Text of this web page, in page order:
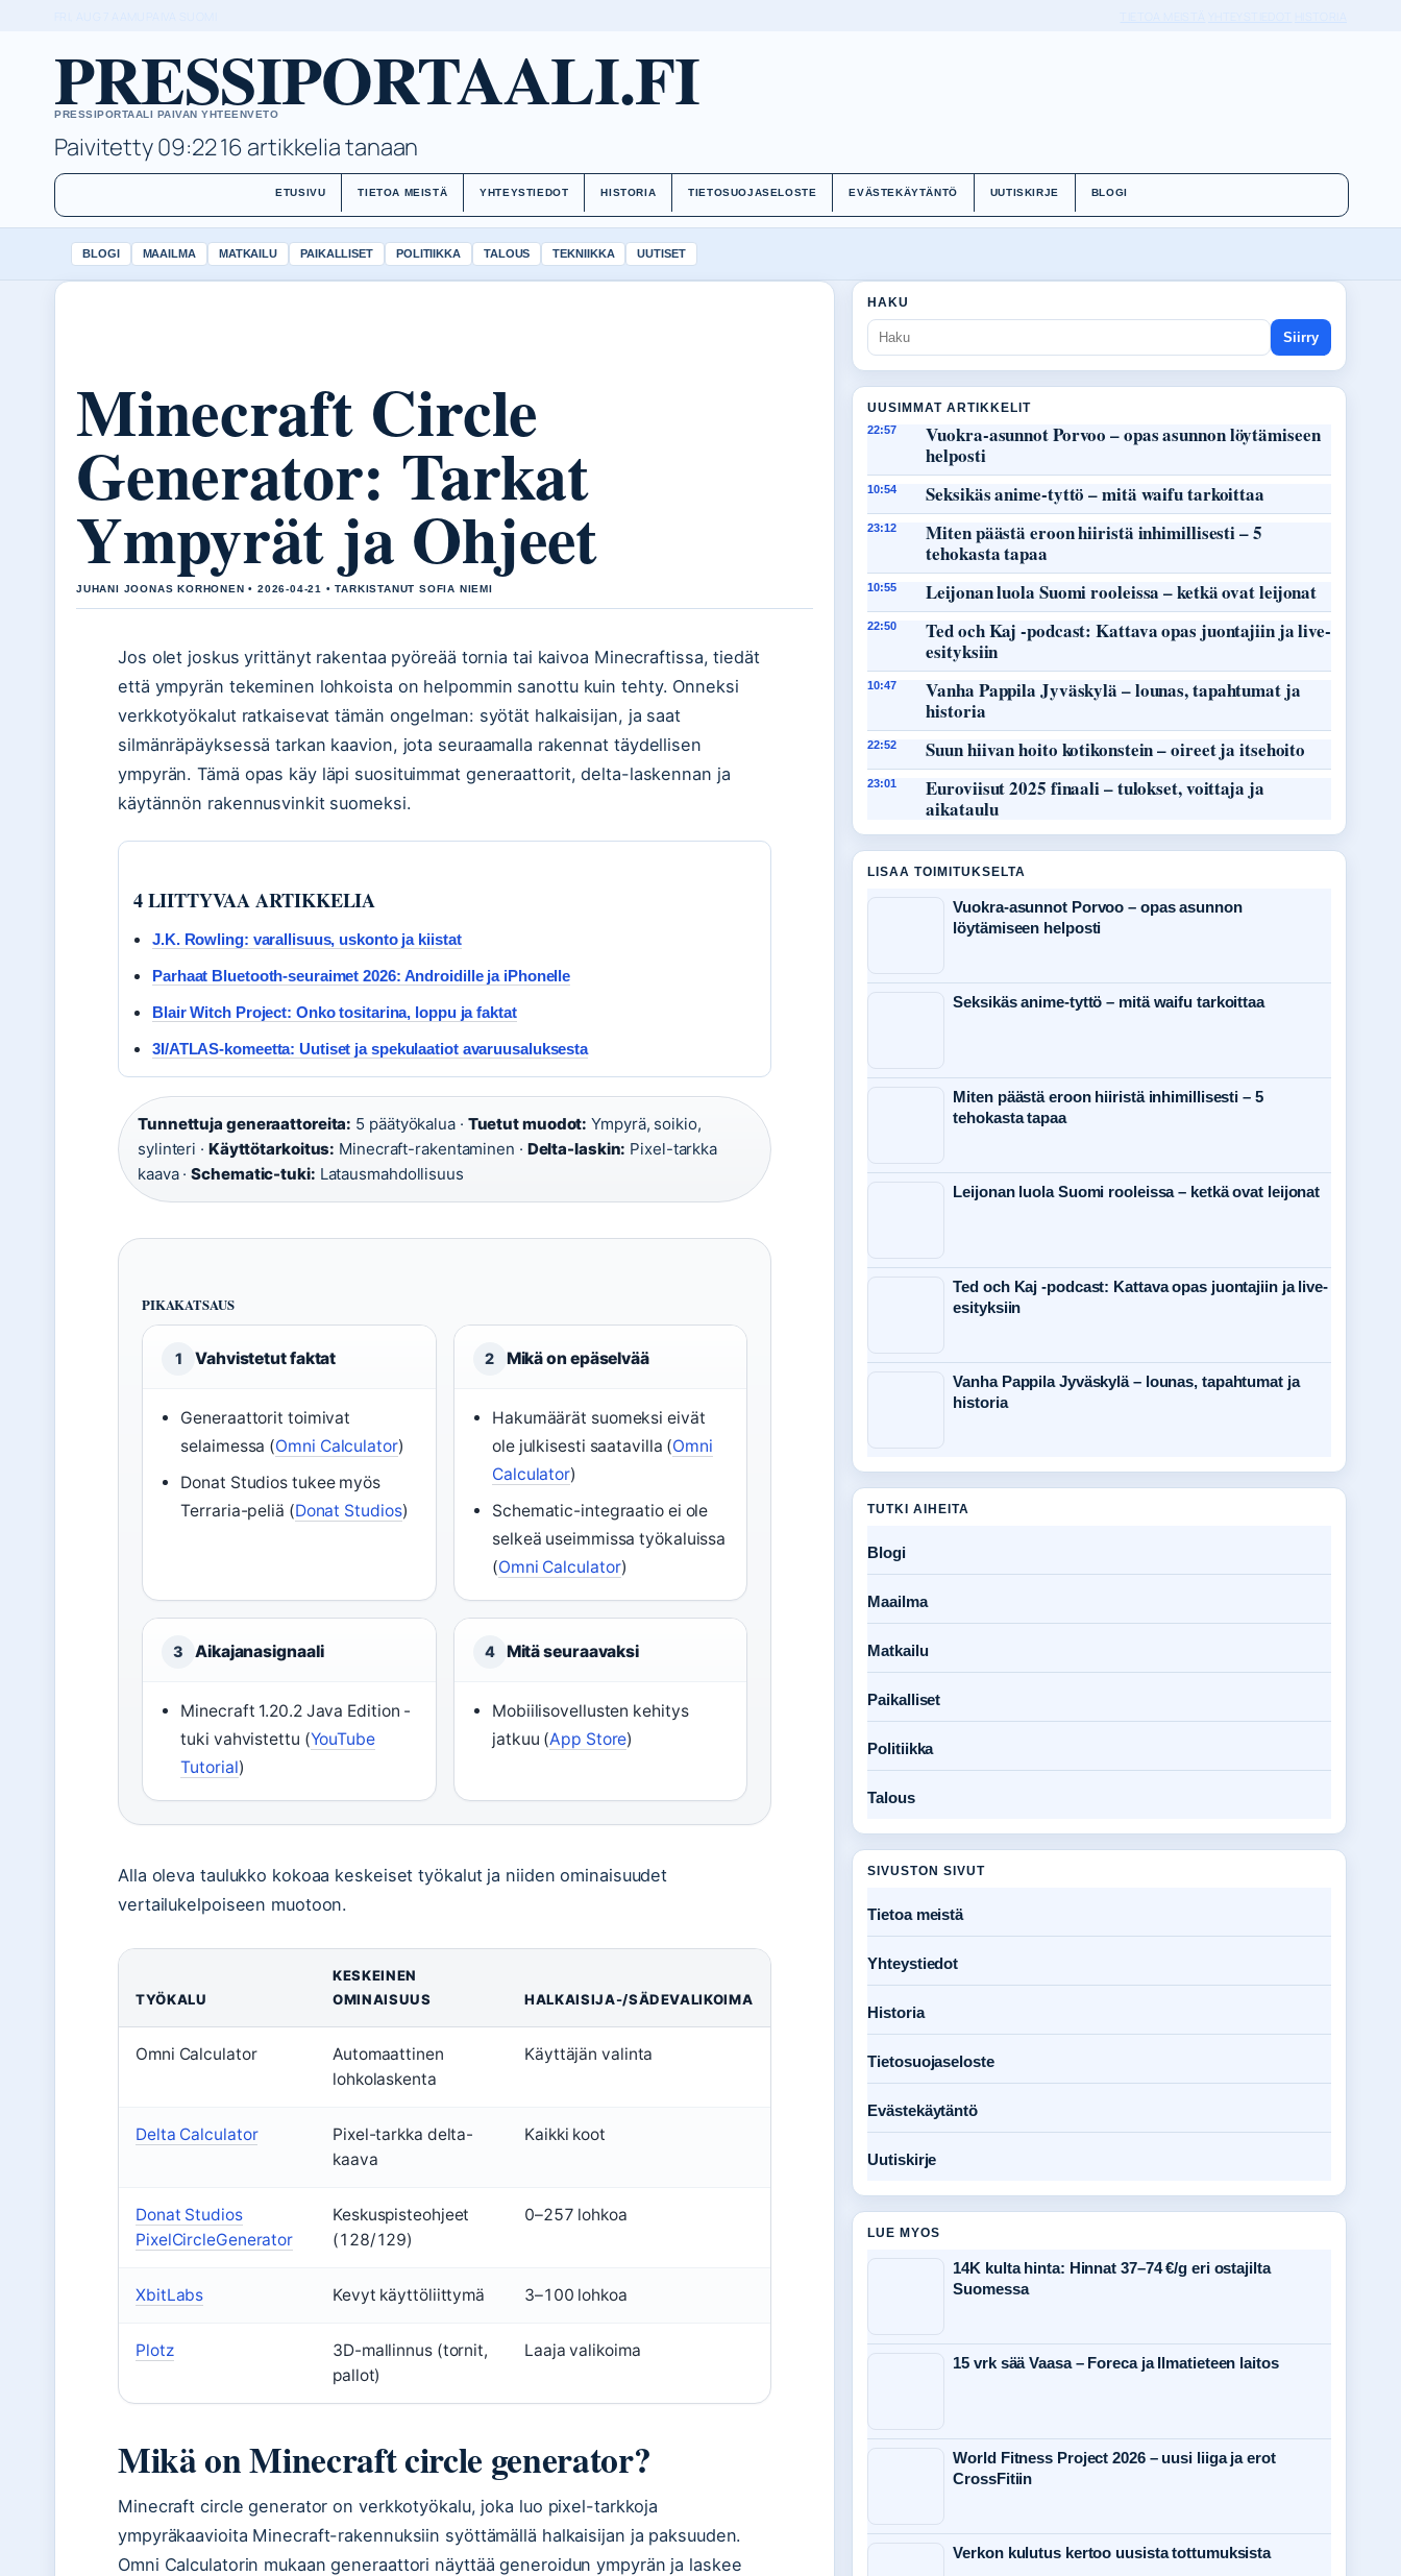
PRESSIPORTAALI.FI
PRESSIPORTAALI PAIVAN YHTEENVETO
Paivitetty 09:2216 artikkelia tanaan
ETUSIVU TIETOA MEISTÄ YHTEYSTIEDOT HISTORIA TIETOSUOJASELOSTE EVÄSTEKÄYTÄNTÖ UUTISKIRJE BLOGI
BLOGI MAAILMA MATKAILU PAIKALLISET POLITIIKKA TALOUS TEKNIIKKA UUTISET
Minecraft Circle
Generator: Tarkat
Ympyrät ja Ohjeet
JUHANI JOONAS KORHONEN • 2026-04-21 • TARKISTANUT SOFIA NIEMI
Jos olet joskus yrittänyt rakentaa pyöreää tornia tai kaivoa Minecraftissa, tiedät
että ympyrän tekeminen lohkoista on helpommin sanottu kuin tehty. Onneksi
verkkotyökalut ratkaisevat tämän ongelman: syötät halkaisijan, ja saat
silmänräpäyksessä tarkan kaavion, jota seuraamalla rakennat täydellisen
ympyrän. Tämä opas käy läpi suosituimmat generaattorit, delta-laskennan ja
käytännön rakennusvinkit suomeksi.
4 LIITTYVAA ARTIKKELIA
J.K. Rowling: varallisuus, uskonto ja kiistat
Parhaat Bluetooth-seuraimet 2026: Androidille ja iPhonelle
Blair Witch Project: Onko tositarina, loppu ja faktat
3I/ATLAS-komeetta: Uutiset ja spekulaatiot avaruusaluksesta
Tunnettuja generaattoreita: 5 päätyökalua · Tuetut muodot: Ympyrä, soikio,
sylinteri · Käyttötarkoitus: Minecraft-rakentaminen · Delta-laskin: Pixel-tarkka
kaava ·Schematic-tuki: Latausmahdollisuus
PIKAKATSAUS
1 Vahvistetut faktat
Generaattorit toimivat
selaimessa (Omni Calculator)
Donat Studios tukee myös
Terraria-peliä (Donat Studios)
2 Mikä on epäselvää
Hakumäärät suomeksi eivät
ole julkisesti saatavilla (Omni
Calculator)
Schematic-integraatio ei ole
selkeä useimmissa työkaluissa
(Omni Calculator)
3 Aikajanasignaali
Minecraft 1.20.2 Java Edition -
tuki vahvistettu (YouTube
Tutorial)
4 Mitä seuraavaksi
Mobiilisovellusten kehitys
jatkuu (App Store)
Alla oleva taulukko kokoaa keskeiset työkalut ja niiden ominaisuudet
vertailukelpoiseen muotoon.
TYÖKALU
KESKEINEN
OMINAISUUS
HALKAISIJA-/SÄDEVALIKOIMA
Omni Calculator
Automaattinen
lohkolaskenta
Käyttäjän valinta
Delta Calculator
Pixel-tarkka delta-
kaava
Kaikki koot
Donat Studios
PixelCircleGenerator
Keskuspisteohjeet
(128/129)
0–257 lohkoa
XbitLabs Kevyt käyttöliittymä 3–100 lohkoa
Plotz
3D-mallinnus (tornit,
pallot)
Laaja valikoima
Mikä on Minecraft circle generator?
Minecraft circle generator on verkkotyökalu, joka luo pixel-tarkkoja
ympyräkaavioita Minecraft-rakennuksiin syöttämällä halkaisijan ja paksuuden.
Omni Calculatorin mukaan generaattori näyttää generoidun ympyrän ja laskee
HAKU
Siirry
UUSIMMAT ARTIKKELIT
22:57
Vuokra-asunnot Porvoo – opas asunnon löytämiseen
helposti
10:54 Seksikäs anime-tyttö – mitä waifu tarkoittaa
23:12
Miten päästä eroon hiiristä inhimillisesti – 5
tehokasta tapaa
10:55 Leijonan luola Suomi rooleissa – ketkä ovat leijonat
22:50
Ted och Kaj -podcast: Kattava opas juontajiin ja live-
esityksiin
10:47
Vanha Pappila Jyväskylä – lounas, tapahtumat ja
historia
22:52 Suun hiivan hoito kotikonstein – oireet ja itsehoito
23:01
Euroviisut 2025 finaali – tulokset, voittaja ja
aikataulu
LISAA TOIMITUKSELTA
Vuokra-asunnot Porvoo – opas asunnon
löytämiseen helposti
Seksikäs anime-tyttö – mitä waifu tarkoittaa
Miten päästä eroon hiiristä inhimillisesti – 5
tehokasta tapaa
Leijonan luola Suomi rooleissa – ketkä ovat leijonat
Ted och Kaj -podcast: Kattava opas juontajiin ja live-
esityksiin
Vanha Pappila Jyväskylä – lounas, tapahtumat ja
historia
TUTKI AIHEITA
Blogi
Maailma
Matkailu
Paikalliset
Politiikka
Talous
SIVUSTON SIVUT
Tietoa meistä
Yhteystiedot
Historia
Tietosuojaseloste
Evästekäytäntö
Uutiskirje
LUE MYOS
14K kulta hinta: Hinnat 37–74 €/g eri ostajilta
Suomessa
15 vrk sää Vaasa – Foreca ja Ilmatieteen laitos
World Fitness Project 2026 – uusi liiga ja erot
CrossFitiin
Verkon kulutus kertoo uusista tottumuksista